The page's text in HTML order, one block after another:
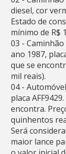
diesel, cor
Estado de
mínimo de R$
03 -
ano 1987,
que se
mil reais).
04 -
placa
encontra.
quinhentos
Será
maior lance